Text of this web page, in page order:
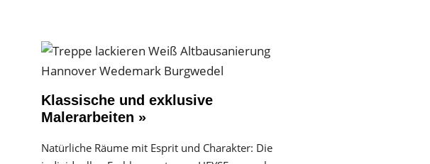
Klassische und exklusive
Malerarbeiten »
Natürliche Räume mit Esprit und Charakter: Die